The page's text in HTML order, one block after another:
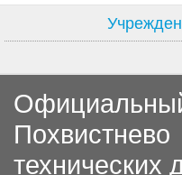
технических